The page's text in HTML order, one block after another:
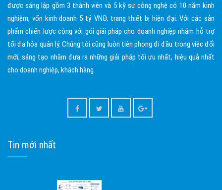
được sáng lập gồm 3 thành viên và 5 kỹ sư công nghệ có 10 năm kinh
nghiệm, vốn kinh doanh 5 tỷ VNĐ, trang thiết bị hiện đại. Với các sản
phẩm chiến lược cộng với gói giải pháp cho doanh nghiệp nhằm hỗ trợ
tối đa hóa quản lý. Chúng tôi cũng luôn tiên phong đi đầu trong việc đổi
mới, sáng tạo nhằm đưa ra những giải pháp tối ưu nhất, hiệu quả nhất
cho doanh nghiệp, khách hàng.
Tin mới nhất